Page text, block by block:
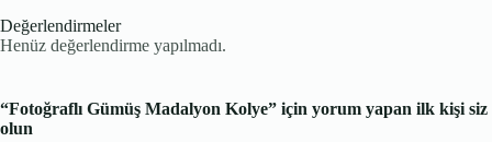
Değerlendirmeler
Henüz değerlendirme yapılmadı.
“Fotoğraflı Gümüş Madalyon Kolye” için yorum yapan ilk kişi siz
olun